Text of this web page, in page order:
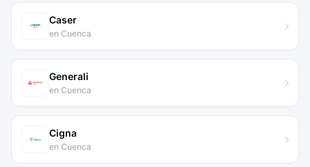
Caser
en Cuenca
Generali
en Cuenca
Cigna
en Cuenca